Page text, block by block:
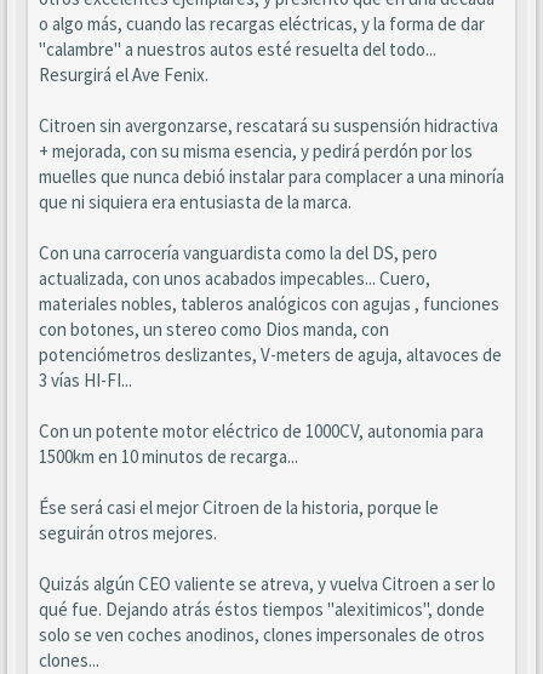
o algo más, cuando las recargas eléctricas, y la forma de dar
"calambre" a nuestros autos esté resuelta del todo...
Resurgirá el Ave Fenix.
Citroen sin avergonzarse, rescatará su suspensión hidractiva
+ mejorada, con su misma esencia, y pedirá perdón por los
muelles que nunca debió instalar para complacer a una minoría
que ni siquiera era entusiasta de la marca.
Con una carrocería vanguardista como la del DS, pero
actualizada, con unos acabados impecables... Cuero,
materiales nobles, tableros analógicos con agujas , funciones
con botones, un stereo como Dios manda, con
potenciómetros deslizantes, V-meters de aguja, altavoces de
3 vías HI-FI...
Con un potente motor eléctrico de 1000CV, autonomia para
1500km en 10 minutos de recarga...
Ése será casi el mejor Citroen de la historia, porque le
seguirán otros mejores.
Quizás algún CEO valiente se atreva, y vuelva Citroen a ser lo
qué fue. Dejando atrás éstos tiempos "alexitimicos", donde
solo se ven coches anodinos, clones impersonales de otros
clones...